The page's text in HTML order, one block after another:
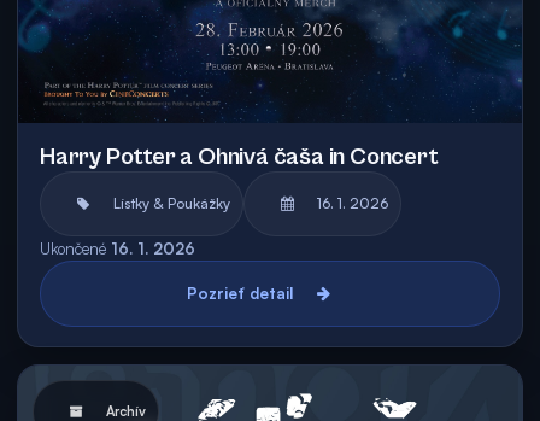
Harry Potter a Ohnivá čaša in Concert
Lístky & Poukážky 16. 1. 2026
Ukončené 16. 1. 2026
Pozrieť detail
Archív